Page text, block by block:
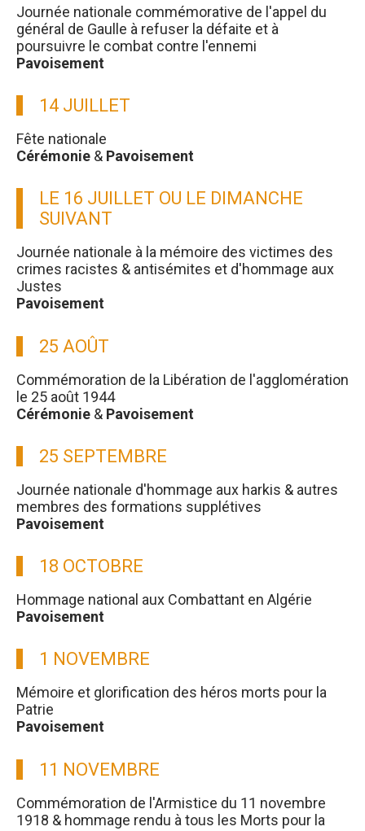
Journée nationale commémorative de l'appel du
général de Gaulle à refuser la défaite et à
poursuivre le combat contre l'ennemi
Pavoisement
14 JUILLET
Fête nationale
Cérémonie & Pavoisement
LE 16 JUILLET OU LE DIMANCHE
SUIVANT
Journée nationale à la mémoire des victimes des
crimes racistes & antisémites et d'hommage aux
Justes
Pavoisement
25 AOÛT
Commémoration de la Libération de l'agglomération
le 25 août 1944
Cérémonie & Pavoisement
25 SEPTEMBRE
Journée nationale d'hommage aux harkis & autres
membres des formations supplétives
Pavoisement
18 OCTOBRE
Hommage national aux Combattant en Algérie
Pavoisement
1 NOVEMBRE
Mémoire et glorification des héros morts pour la
Patrie
Pavoisement
11 NOVEMBRE
Commémoration de l'Armistice du 11 novembre
1918 & hommage rendu à tous les Morts pour la